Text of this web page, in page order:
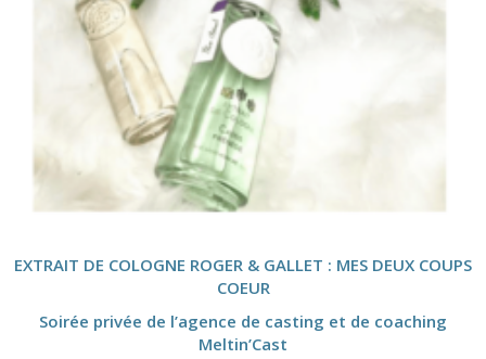
EXTRAIT DE COLOGNE ROGER & GALLET : MES DEUX COUPS
COEUR
Soirée privée de l’agence de casting et de coaching
Meltin’Cast